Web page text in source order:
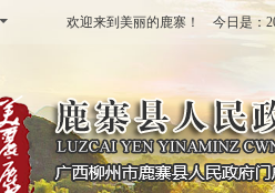
欢迎来到美丽的鹿寨！ 今日是：